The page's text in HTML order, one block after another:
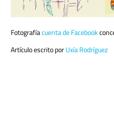
Fotografíacuenta de Facebook
Artículo escrito porUxía Rodríguez